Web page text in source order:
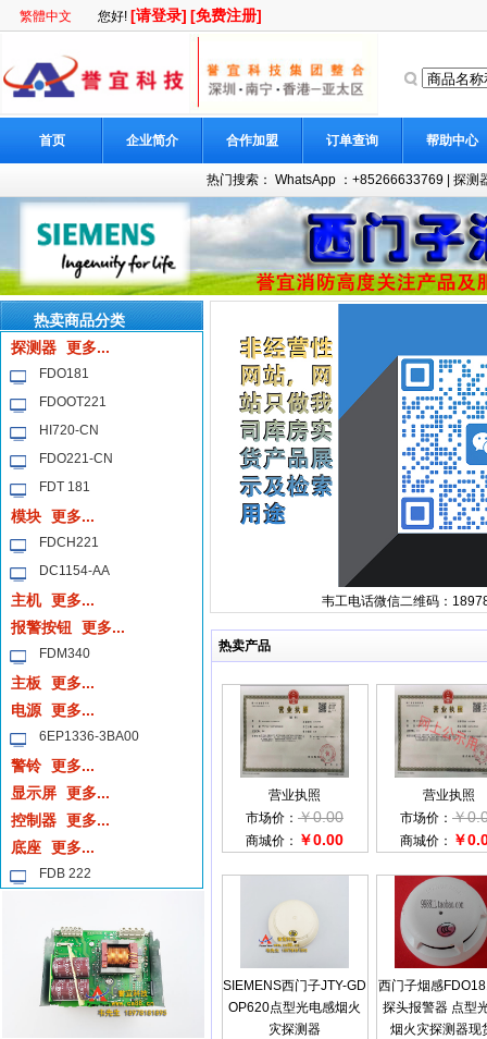
繁體中文 您好! [请登录] [免费注册]
首页 企业简介 合作加盟 订单查询 帮助中心
热门搜索： WhatsApp ：+85266633769 探测
热卖商品分类
探测器 更多...
FDO181
FDOOT221
HI720-CN
FDO221-CN
FDT 181
模块 更多...
FDCH221
DC1154-AA
主机 更多...
报警按钮
更多...
FDM340
主板
更多...
电源 更多...
6EP1336-3BA00
警铃 更多...
显示屏 更多...
控制器 更多...
底座 更多...
FDB 222
韦工电话微信二维码：
热卖产品
营业执照
市场价： ￥0.00
商城价： ￥0.00
营业执照
市场价： ￥
商城价： ￥
SIEMENS西门子JTY-GD
OP620点型光电感烟火
灾探测器
西门子烟感
探头报警器 点型
烟火灾探测器现